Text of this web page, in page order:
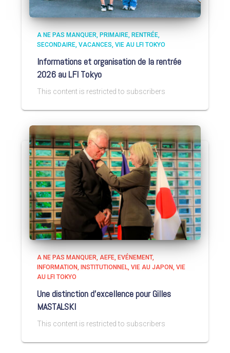
A NE PAS MANQUER PRIMAIRE RENTRÉE
SECONDAIRE VACANCES VIE AU LFI TOKYO
Informations et organisation de la rentrée
2026 au LFI Tokyo
This content is restricted to subscribers
A NE PAS MANQUER AEFE EVÉNEMENT
INFORMATION
INSTITUTIONNEL VIE AU JAPON VIE
AU LFI TOKYO
Une distinction d’excellence pour Gilles
MASTALSKI
This content is restricted to subscribers